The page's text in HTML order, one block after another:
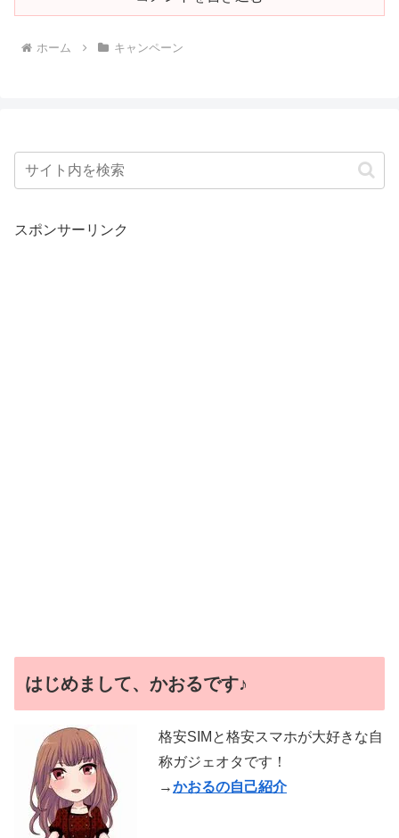
ホーム キャンペーン
スポンサーリンク
はじめまして、かおるです♪
格安SIMと格安スマホが大好きな自
称ガジェオタです！
→かおるの自己紹介